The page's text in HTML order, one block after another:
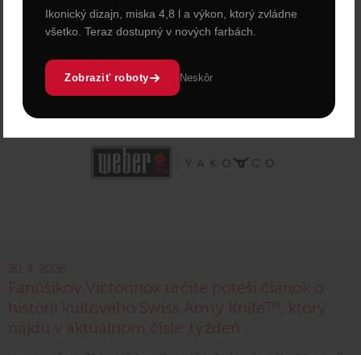
30. 4. 2026
Fanúšikov Victorinox určite poteší článok o
histórii kultového Swiss Army Knife™, ktorý
nájdu v aktuálnom čísle .týždeň
Ikonický dizajn, miska 4,8 l a výkon, ktorý zvládne
všetko. Teraz dostupný v nových farbách.
Zobraziť roboty Neskôr